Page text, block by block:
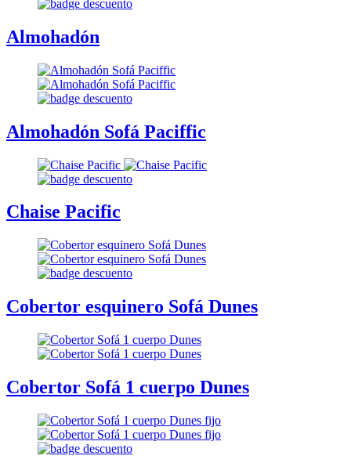
Almohadón
Almohadón Sofá Paciffic
Chaise Pacific
Cobertor esquinero Sofá Dunes
Cobertor Sofá 1 cuerpo Dunes